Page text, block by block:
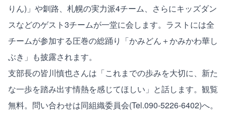
りん)」や釧路、札幌の実力派4チーム、さらにキッズダン
スなどのゲスト3チームが一堂に会します。ラストには全
チームが参加する圧巻の総踊り「かみどん＋かみかわ華し
ぶき」も披露されます。
支部長の皆川慎也さんは「これまでの歩みを大切に、新た
な一歩を踏み出す情熱を感じてほしい」と話します。観覧
無料。問い合わせは同組織委員会(Tel.090-5226-6402)へ。